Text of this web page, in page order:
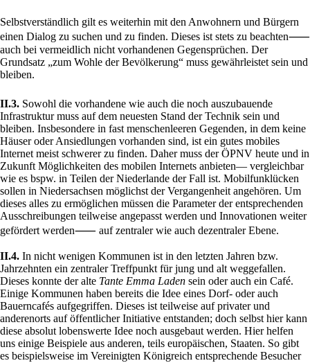
Selbstverständlich gilt es weiterhin mit den Anwohnern und Bürgern
einen Dialog zu suchen und zu finden. Dieses ist stets zu beachten⸺
auch bei vermeidlich nicht vorhandenen Gegensprüchen. Der
Grundsatz „zum Wohle der Bevölkerung“ muss gewährleistet sein und
bleiben.
II.3. Sowohl die vorhandene wie auch die noch auszubauende
Infrastruktur muss auf dem neuesten Stand der Technik sein und
bleiben. Insbesondere in fast menschenleeren Gegenden, in dem keine
Häuser oder Ansiedlungen vorhanden sind, ist ein gutes mobiles
Internet meist schwerer zu finden. Daher muss der ÖPNV heute und in
Zukunft Möglichkeiten des mobilen Internets anbieten— vergleichbar
wie es bspw. in Teilen der Niederlande der Fall ist. Mobilfunklücken
sollen in Niedersachsen möglichst der Vergangenheit angehören. Um
dieses alles zu ermöglichen müssen die Parameter der entsprechenden
Ausschreibungen teilweise angepasst werden und Innovationen weiter
gefördert werden⸺ auf zentraler wie auch dezentraler Ebene.
II.4. In nicht wenigen Kommunen ist in den letzten Jahren bzw.
Jahrzehnten ein zentraler Treffpunkt für jung und alt weggefallen.
Dieses konnte der alte Tante Emma Laden sein oder auch ein Café.
Einige Kommunen haben bereits die Idee eines Dorf- oder auch
Bauerncafés aufgegriffen. Dieses ist teilweise auf privater und
anderenorts auf öffentlicher Initiative entstanden; doch selbst hier kann
diese absolut lobenswerte Idee noch ausgebaut werden. Hier helfen
uns einige Beispiele aus anderen, teils europäischen, Staaten. So gibt
es beispielsweise im Vereinigten Königreich entsprechende Besucher